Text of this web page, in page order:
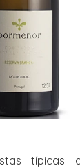
típicas